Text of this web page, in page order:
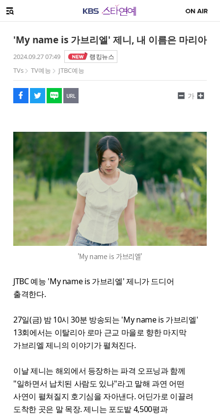
메뉴 열기
'My name is 가브리엘' 제니, 내 이름은 마리아
2024.09.27 07:49
랭킹뉴스
TVs
TV예능 JTBC예능
페이스북
트위터
네이버
URL복사
글씨 작게보기
가
글씨 크게보기
'My name is 가브리엘'
JTBC 예능 'My name is 가브리엘' 제니가 드디어
출격한다.
27일(금) 밤 10시 30분 방송되는 'My name is 가브리엘'
13회에서는 이탈리아 로마 근교 마을로 향한 마지막
가브리엘 제니의 이야기가 펼쳐진다.
이날 제니는 해외에서 등장하는 파격 오프닝과 함께
"일하면서 납치된 사람도 있나"라고 말해 과연 어떤
사연이 펼쳐질지 호기심을 자아낸다. 어딘가로 이끌려
도착한 곳은 말 목장. 제니는 포도밭 4,500평과
해시태그